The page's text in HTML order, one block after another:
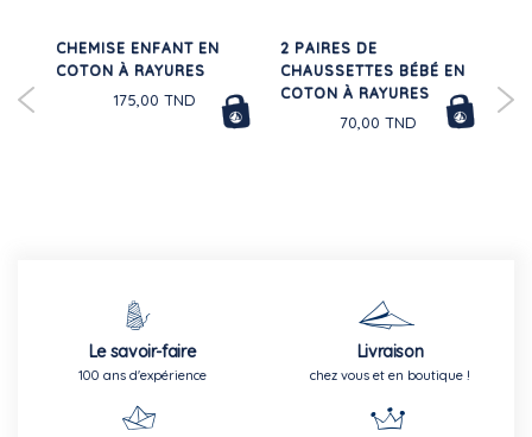
CHEMISE ENFANT EN
COTON À RAYURES
175,00 TND
2 PAIRES DE
CHAUSSETTES BÉBÉ EN
COTON À RAYURES
70,00 TND
Le savoir-faire
100 ans d'expérience
Livraison
chez vous et en boutique !